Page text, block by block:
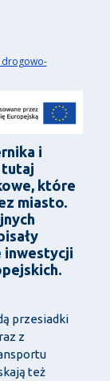
drogowo-
i
tutaj
które
miasto.
inwestycji
przesiadki
z
też